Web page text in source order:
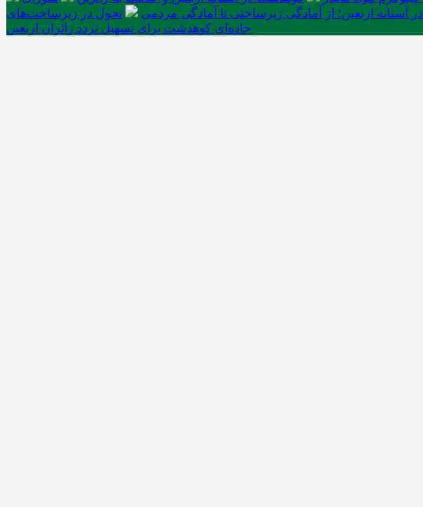
آستانه اربعین؛ از آمادگی زیرساختی تا آمادگی مردمی
تحول در زیرساخت‌های
جاده‌ای کوهدشت برای تسهیل تردد زائران اربعین